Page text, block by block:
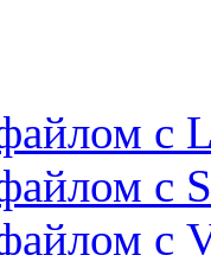
с
с
с